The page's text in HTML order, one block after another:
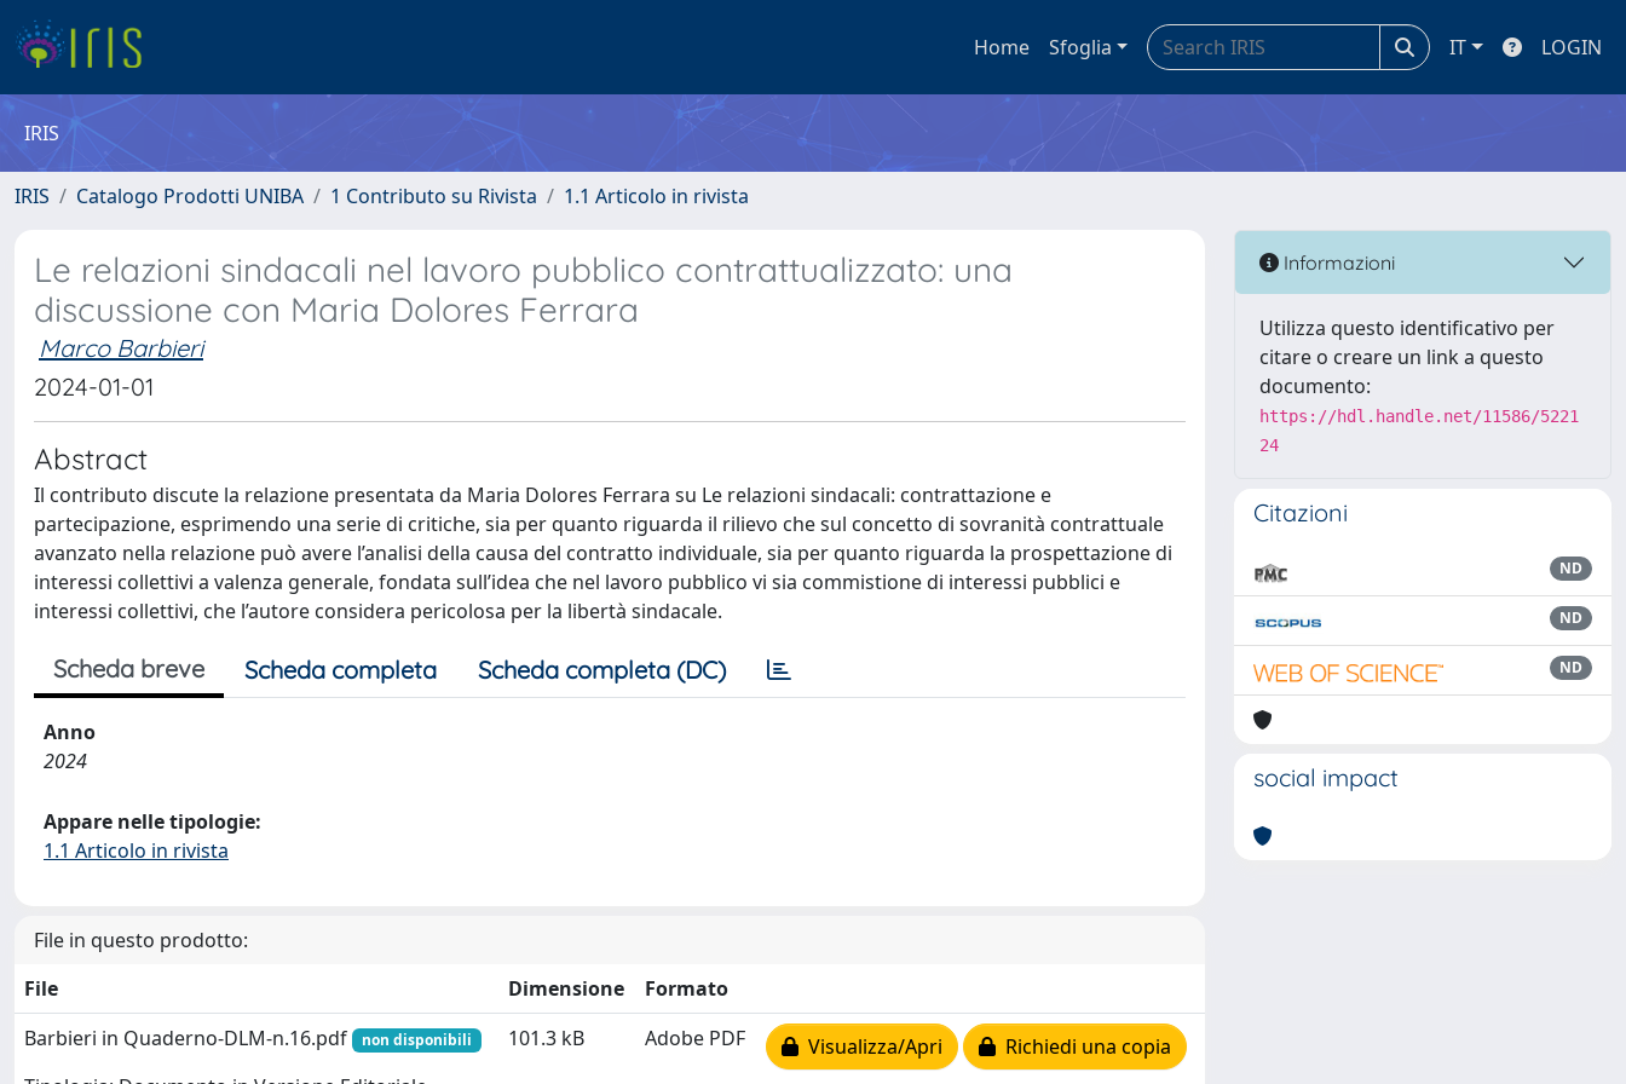
Home Sfoglia IT LOGIN
IRIS
IRIS Catalogo Prodotti UNIBA 1 Contributo su Rivista 1.1 Articolo in rivista
Le relazioni sindacali nel lavoro pubblico contrattualizzato: una
discussione con Maria Dolores Ferrara
Marco Barbieri
2024-01-01
Abstract
Il contributo discute la relazione presentata da Maria Dolores Ferrara su Le relazioni sindacali: contrattazione e
partecipazione, esprimendo una serie di critiche, sia per quanto riguarda il rilievo che sul concetto di sovranità contrattuale
avanzato nella relazione può avere l’analisi della causa del contratto individuale, sia per quanto riguarda la prospettazione di
interessi collettivi a valenza generale, fondata sull’idea che nel lavoro pubblico vi sia commistione di interessi pubblici e
interessi collettivi, che l’autore considera pericolosa per la libertà sindacale.
Scheda breve Scheda completa Scheda completa (DC)
Anno
2024
Appare nelle tipologie:
1.1 Articolo in rivista
File in questo prodotto:
File
Dimensione
Formato
Barbieri in Quaderno-DLM-n.16.pdf
non disponibili 101.3 kB Adobe PDF Visualizza/Apri Richiedi una copia
Informazioni
Utilizza questo identificativo per
citare o creare un link a questo
documento:
https://hdl.handle.net/11586/5221
24
Citazioni
ND
ND
ND
social impact